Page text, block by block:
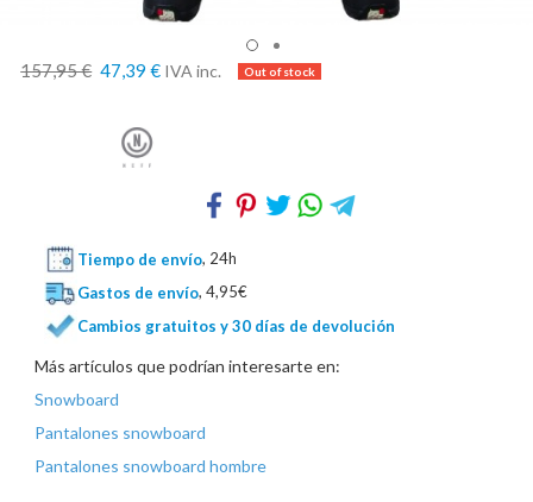
157,95 € 47,39 € IVA inc.
Tiempo de envío, 24h
Gastos de envío, 4,95€
Cambios gratuitos y 30 días de devolución
Más artículos que podrían interesarte en:
Snowboard
Pantalones snowboard
Pantalones snowboard hombre